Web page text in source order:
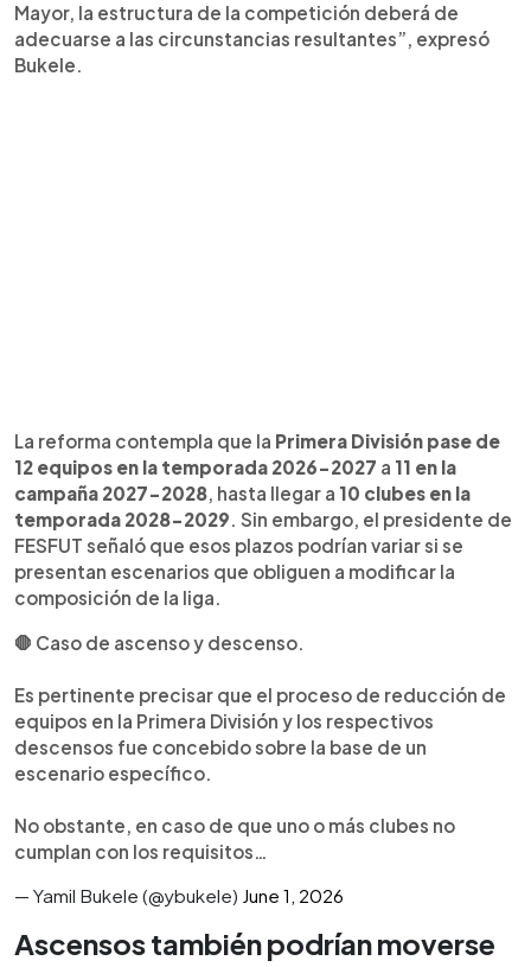
Mayor, la estructura de la competición deberá de
adecuarse a las circunstancias resultantes”, expresó
Bukele.
La reforma contempla que la Primera División pase de
12 equipos en la temporada 2026-2027 a 11 en la
campaña 2027-2028, hasta llegar a 10 clubes en la
temporada 2028-2029. Sin embargo, el presidente de
FESFUT señaló que esos plazos podrían variar si se
presentan escenarios que obliguen a modificar la
composición de la liga.
🛑 Caso de ascenso y descenso.
Es pertinente precisar que el proceso de reducción de
equipos en la Primera División y los respectivos
descensos fue concebido sobre la base de un
escenario específico.
No obstante, en caso de que uno o más clubes no
cumplan con los requisitos…
— Yamil Bukele (@ybukele) June 1, 2026
Ascensos también podrían moverse